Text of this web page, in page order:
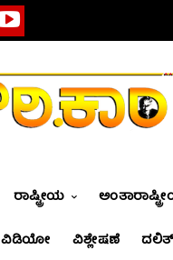
ರಾಷ್ಟ್ರೀಯ
ವಿಡಿಯೋ ವಿಶ್ಲೇಷಣೆ ದಲಿತ್